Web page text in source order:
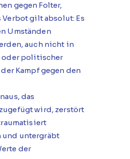
gegen Folter,
Verbot gilt absolut: Es
Umständen
auch nicht in
oder politischer
Kampf gegen den
das
wird, zerstört
und untergräbt
der